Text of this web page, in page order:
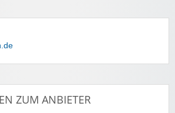
ZUM ANBIETER